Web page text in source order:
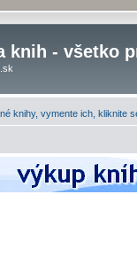
knih - všetko
knihy, vymente ich, kliknite